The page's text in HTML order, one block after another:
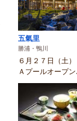
五氣里
勝浦・鴨川
６月２７日（土
Ａプールオープン